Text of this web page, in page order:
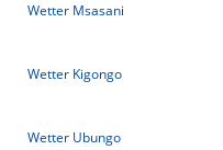
Wetter Msasani
Wetter Kigongo
Wetter Ubungo